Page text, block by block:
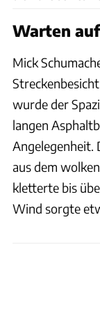
Warten
Mick
wurde der
langen
Angelegenheit.
aus dem
kletterte bis
Wind sorgte